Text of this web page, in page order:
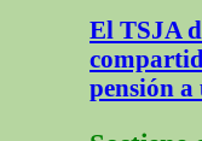
El TSJA
pensión